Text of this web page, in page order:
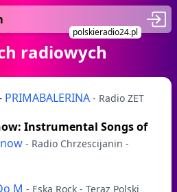
polskieradio24.pl
radiowych
PRIMABALERINA - Radio ZET
Instrumental Songs of
- Radio Chrzescijanin -
M - Eska Rock - Teraz Polski